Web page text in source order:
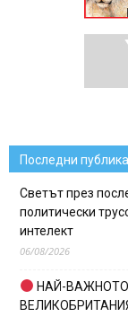
Последни
Светът през
политически
интелект
06/08/2026
НАЙ-